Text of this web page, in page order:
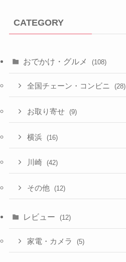
CATEGORY
おでかけ・グルメ (108)
全国チェーン・コンビニ (28)
お取り寄せ (9)
横浜 (16)
川崎 (42)
その他 (12)
レビュー (12)
家電・カメラ (5)